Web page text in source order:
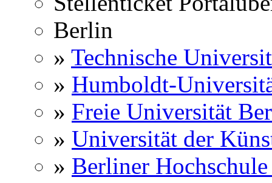
Berlin
» Technische
» Humboldt-
» Freie Universität
» Universität der
» Berliner